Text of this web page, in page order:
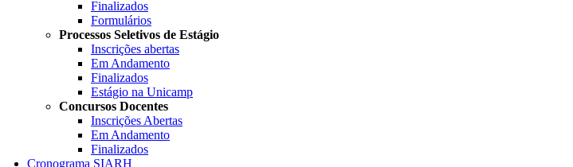
Finalizados
Formulários
Processos Seletivos de Estágio
Inscrições abertas
Em Andamento
Finalizados
Estágio na Unicamp
Concursos Docentes
Inscrições Abertas
Em Andamento
Finalizados
Cronograma SIARH